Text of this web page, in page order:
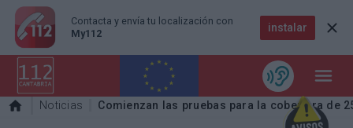
Emergencias mediante una llamada de
voz 112 Accesible instalar
Contacta y envía tu localización con
My112
instalar
Noticias Comienzan las pruebas para la cobertura de